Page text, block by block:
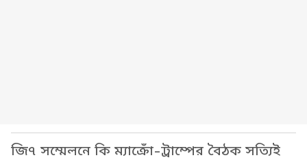
জি৭ সম্মেলনে কি ম্যাক্রোঁ-ট্রাম্পের বৈঠক সত্যিই